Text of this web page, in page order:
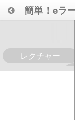
簡単！eラ
レクチャー
0